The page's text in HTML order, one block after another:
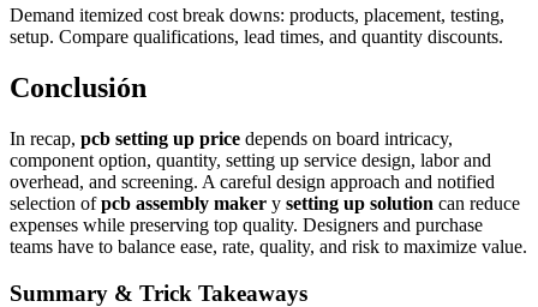
Demand itemized cost break downs: products, placement, testing,
setup. Compare qualifications, lead times, and quantity discounts.
Conclusión
In recap, pcb setting up price depends on board intricacy,
component option, quantity, setting up service design, labor and
overhead, and screening. A careful design approach and notified
selection ofpcb assembly maker y setting up solution can reduce
expenses while preserving top quality. Designers and purchase
teams have to balance ease, rate, quality, and risk to maximize value.
Summary & Trick Takeaways